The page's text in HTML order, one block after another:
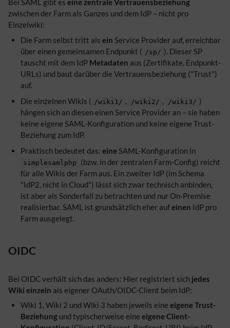
Bei SAML gibt es eine zentrale Vertrauensbeziehung
zwischen der Farm als Ganzes und dem IdP – nicht pro
Einzelwiki:
Die Farm selbst tritt alsein Service Provider auf, erreichbar
über einen gemeinsamen Endpunkt ( /sp/ ). Dieser SP
tauscht mit dem IdP Metadaten aus (Zertifikate, Endpunkt-
URLs) und baut darüber die Vertrauensbeziehung ("Trust")
auf.
Die einzelnen Wikis ( /wiki1/ /wiki2/ /wiki3/ )
hängen sich an diesen einen Service Provider an – sie haben
keine eigene SAML-Konfiguration und keine eigene Trust-
Beziehung zum IdP.
Praktisch bedeutet das:eine SAML-Konfiguration in
simplesamlphp
(bzw. in der zentralen Farm-Config) reicht
für alle Wikis der Farm aus. Ein zweiter IdP (im Schema
"IdP2, nicht in Cloud") lässt sich zwar technisch anbinden,
ist aber als Sonderfall zu betrachten und nur On-Premise
realisierbar. SAML ist grundsätzlich eher aufeinen IdP pro
Farm ausgelegt.
OIDC
Bei OIDC verhält sich das anders: Hier registriert sich jedes
Wiki einzeln als eigener OAuth/OIDC-Client beim IdP:
Wiki 1, Wiki 2 und Wiki 3 haben jeweils eineeigene Trust-
Beziehung und typischerweise eineeigene Client-